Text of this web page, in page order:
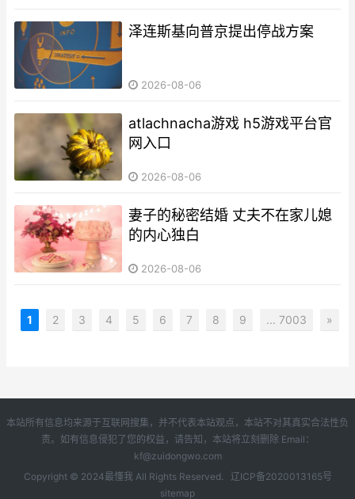
泽连斯基向普京提出停战方案
2026-08-06
atlachnacha游戏 h5游戏平台官
网入口
2026-08-06
妻子的秘密结婚 丈夫不在家儿媳
的内心独白
2026-08-06
1 2 3 4 5 6 7 8 9 ... 7003 »
本站所有信息均来源于互联网搜集，并不代表本站观点，本站不对其真实合法性负
责。如有信息侵犯了您的权益，请告知，本站将立刻删除 Email：
kf@zuidongwo.com
Copyright © 2024最懂我All Rights Reserved. 辽ICP备2020013165号
sitemap